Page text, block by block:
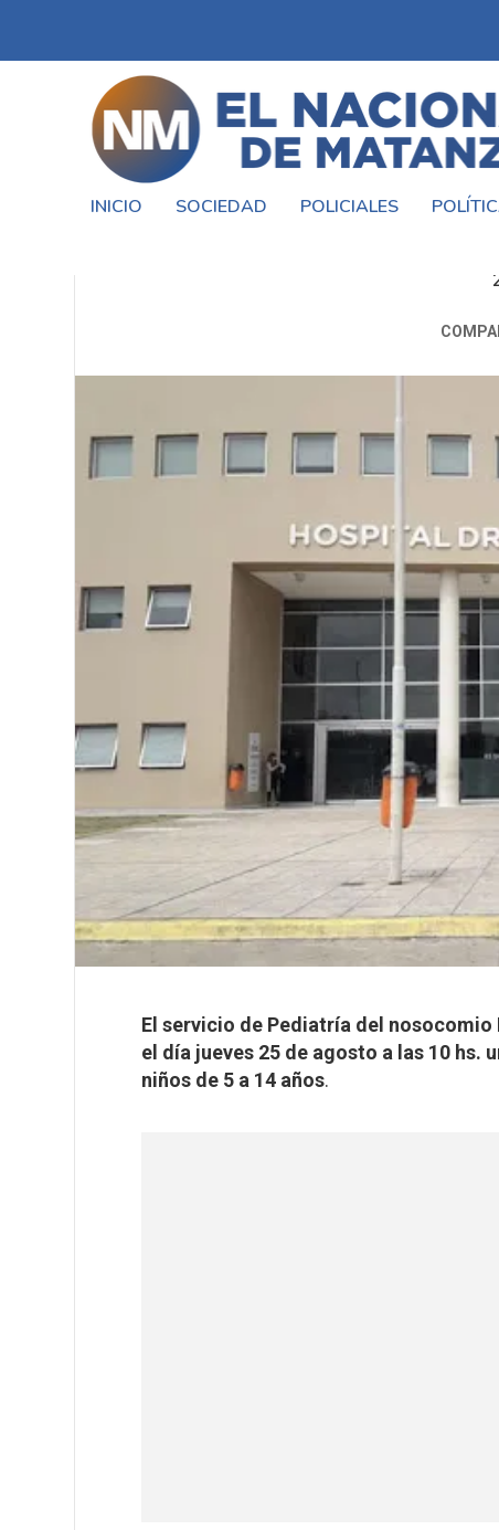
INICIO SOCIEDAD POLICIALES
El servicio de Pediatría del
el día jueves 25 de agosto a las 10
niños de 5 a 14 años.